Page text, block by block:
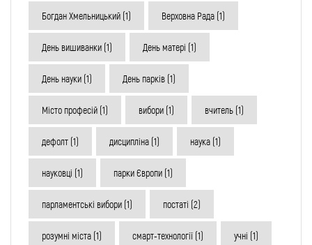
Богдан Хмельницький (1) Верховна Рада (1)
День вишиванки (1) День матері (1)
День науки (1) День парків (1)
Місто професій (1) вибори (1) вчитель (1)
дефолт (1) дисципліна (1) наука (1)
науковці (1) парки Європи (1)
парламентські вибори (1) постаті (2)
розумні міста (1) смарт-технології (1) учні (1)